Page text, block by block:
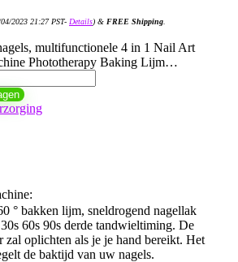
2023 21:27 PST- Details) & FREE Shipping
multifunctionele 4 in 1 Nail Art
Phototherapy Baking Lijm…
° bakken lijm, sneldrogend nagellak
60s 90s derde tandwieltiming. De
zal oplichten als je je hand bereikt. Het
de baktijd van uw nagels.